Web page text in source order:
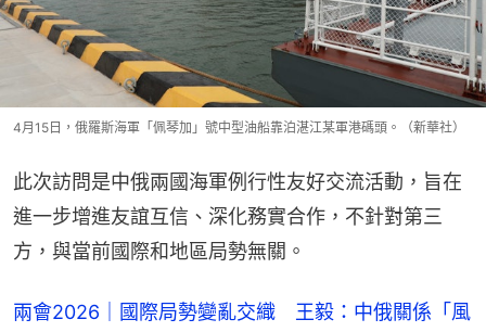
4月15日，俄羅斯海軍「佩琴加」號中型油船靠泊湛江某軍港碼頭。（新華社）
此次訪問是中俄兩國海軍例行性友好交流活動，旨在
進一步增進友誼互信、深化務實合作，不針對第三
方，與當前國際和地區局勢無關。
兩會2026｜國際局勢變亂交織 王毅：中俄關係「風